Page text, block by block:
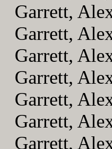
Garrett,
Garrett,
Garrett,
Garrett,
Garrett,
Garrett,
Garrett,